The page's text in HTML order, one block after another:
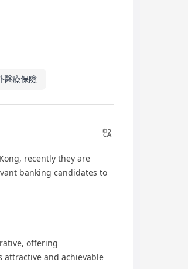
醫療保險
recently they are
banking candidates to
offering
attractive and achievable